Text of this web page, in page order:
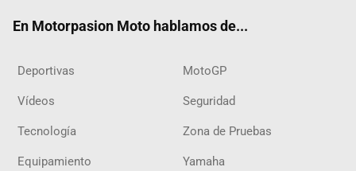
En Motorpasion Moto hablamos de...
Deportivas MotoGP
Vídeos Seguridad
Tecnología Zona de Pruebas
Equipamiento Yamaha